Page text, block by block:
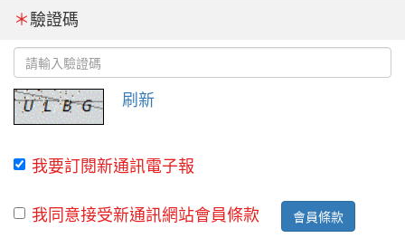
＊驗證碼
刷新
我要訂閱新通訊電子報
我同意接受新通訊網站會員條款
會員條款